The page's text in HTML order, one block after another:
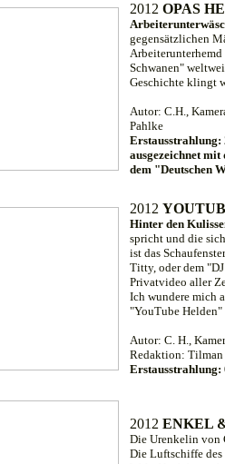
2012 OPAS
gegensätzlichen
Schwanen"
Geschichte klingt
Autor: C.H.,
Pahlke
Erstausstrahlung:
ausgezeichnet mit
dem "Deutschen
2012
Hinter den
spricht und die
ist das
Titty, oder dem
Privatvideo aller
Ich wundere mich
"YouTube Helden"
Autor: C. H.,
Redaktion:
Erstausstrahlung:
2012 ENKEL
Die Urenkelin von
Die Luftschiffe des